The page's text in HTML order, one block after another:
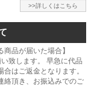
>>詳しくはこちら
品が届いた場合】
致します。 早急に代品
はご返金となります。
絡頂き、お振込みでのご